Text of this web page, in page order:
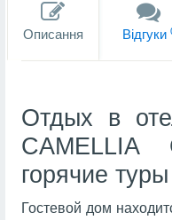
Описання Вiдгуки
Отдых в
CAMELLIA
горячие туры
Гостевой дом